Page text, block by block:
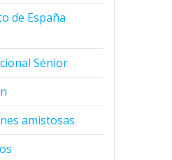
de España
Sénior
amistosas